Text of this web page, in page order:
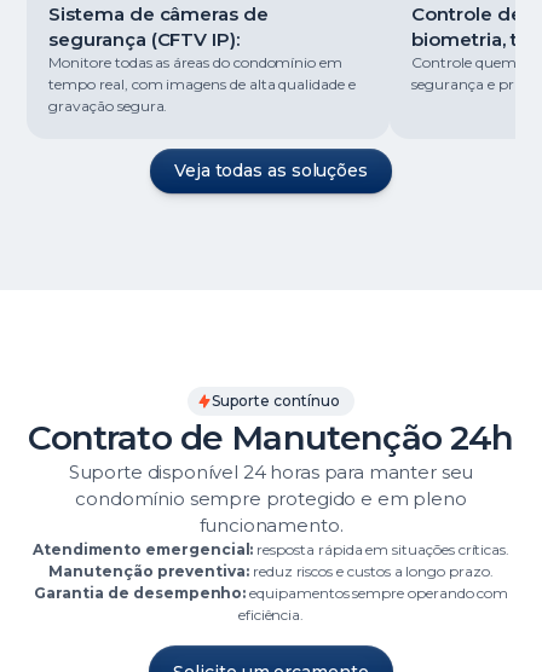
Sistema de câmeras de
segurança (CFTV IP):
Monitore todas as áreas do condomínio em
tempo real, com imagens de alta qualidade e
gravação segura.
Controle de
biometria,
Controle quem
segurança e
Veja todas as soluções
Suporte contínuo
Contrato de Manutenção 24h
Suporte disponível 24 horas para manter seu
condomínio sempre protegido e em pleno
funcionamento.
Atendimento emergencial: resposta rápida em situações críticas.
Manutenção preventiva:reduz riscos e custos a longo prazo.
Garantia de desempenho: equipamentos sempre operando com
eficiência.